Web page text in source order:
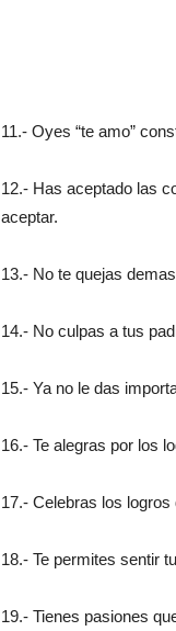
11.- Oyes “te amo”
12.- Has aceptado las
aceptar.
13.- No te quejas
14.- No culpas a tus
15.- Ya no le das
16.- Te alegras por los
17.- Celebras los logros
18.- Te permites sentir
19.- Tienes pasiones